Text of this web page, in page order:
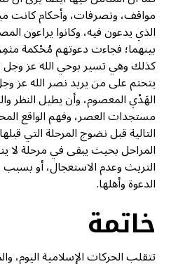
مواقف، وتصرفات، وأحكام كانت
الذي يدعون فيه، وكانوا يراعون
بينهما؛ فجاءت دعوتهم مُحْكمة
كذلك وهي تسير بوحي الله عز وجل
يتحتم على من يريد نصر الله عز
الهَدْي المعصوم، وأن يطيل النظر
مستجدات العصر، وفهم الواقع
التالية قبل نضوج المرحلة التي
المراحل بحيث يبقى في مرحلة لا
التريث وعدم الاستعجال، أو
الدعوة وأهلها.
خاتمة
تتقلب الحركات الإسلامية